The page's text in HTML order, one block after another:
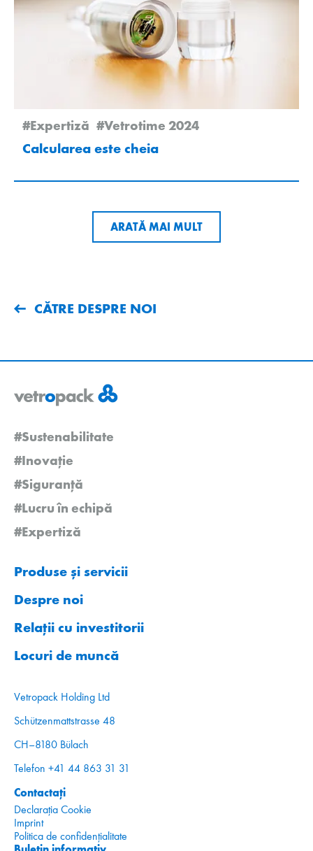
#Expertiză #Vetrotime 2024
Calcularea este cheia
ARATĂ MAI MULT
CĂTRE DESPRE NOI
#Sustenabilitate
#Inovație
#Siguranță
#Lucru în echipă
#Expertiză
Produse și servicii
Despre noi
Relații cu investitorii
Locuri de muncă
Vetropack Holding Ltd
Schützenmattstrasse 48
CH–8180 Bülach
Telefon +41 44 863 31 31
Contactați
Declarația Cookie
Imprint
Politica de confidențialitate